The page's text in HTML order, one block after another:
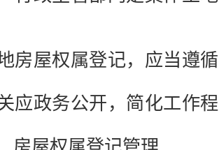
房屋权属登记，应当遵
应政务公开，简化工作